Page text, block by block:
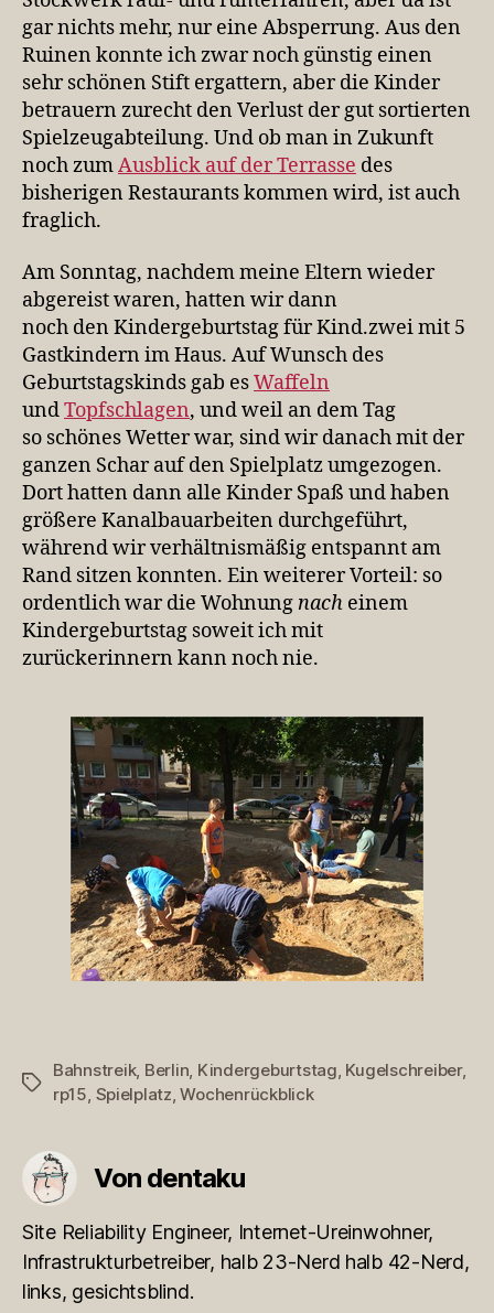
gar nichts mehr, nur eine Absperrung. Aus den
Ruinen konnte ich zwar noch günstig einen
sehr schönen Stift ergattern, aber die Kinder
betrauern zurecht den Verlust der gut sortierten
Spielzeugabteilung. Und ob man in Zukunft
noch zumAusblick auf der Terrasse des
bisherigen Restaurants kommen wird, ist auch
fraglich.
Am Sonntag, nachdem meine Eltern wieder
abgereist waren, hatten wir dann
noch den Kindergeburtstag für Kind.zwei mit 5
Gastkindern im Haus. Auf Wunsch des
Geburtstagskinds gab esWaffeln
undTopfschlagen, und weil an dem Tag
so schönes Wetter war, sind wir danach mit der
ganzen Schar auf den Spielplatz umgezogen.
Dort hatten dann alle Kinder Spaß und haben
größere Kanalbauarbeiten durchgeführt,
während wir verhältnismäßig entspannt am
Rand sitzen konnten. Ein weiterer Vorteil: so
ordentlich war die Wohnung nach einem
Kindergeburtstag soweit ich mit
zurückerinnern kann noch nie.
Schlagwörter
Bahnstreik, Berlin, Kindergeburtstag, Kugelschreiber,
rp15, Spielplatz,Wochenrückblick
Von dentaku
Site Reliability Engineer, Internet-Ureinwohner,
Infrastrukturbetreiber, halb 23-Nerd halb 42-Nerd,
links, gesichtsblind.